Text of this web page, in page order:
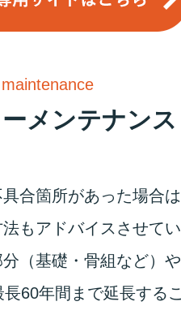
メンテナンス
合箇所があった場合
もアドバイスさせてい
（基礎・骨組など）
60年間まで延長する